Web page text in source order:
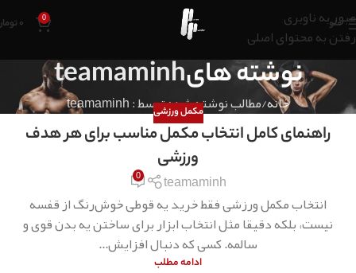
عبور به ناوبری
رفتن به محتوای اصلی
منو 0 ۰
نوشته هایteamaminh
خانه مطالب نوشته شده توسط : teamaminh
مکمل ورزشی
راهنمای کامل انتخاب مکمل مناسب برای هر هدف
ورزشی
teamaminh
0
انتخاب مکمل ورزشی فقط خرید یه قوطی خوش‌رنگ از قفسه
نیست، بلکه دقیقا مثل انتخاب ابزار برای ساختن یه بدن قوی و
سالمه. کسی که دنبال افزایش...
ادامه مطلب